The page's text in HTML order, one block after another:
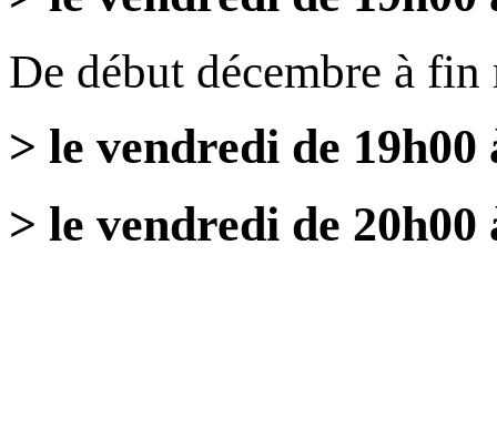
De début décembre à fin
> le vendredi de
> le vendredi de